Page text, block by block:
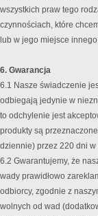
wszystkich praw tego
czynnościach, które
lub w jego miejsce
6. Gwarancja
6.1 Nasze świadczenie
odbiegają jedynie w
to odchylenie jest
produkty są
dziennie) przez 220 dni w
6.2 Gwarantujemy, że
wady prawidłowo
odbiorcy, zgodnie z
wolnych od wad